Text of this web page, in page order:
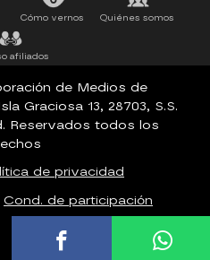
Cómo vernos Quiénes somos
afiliados
de Medios de
Graciosa 13, 28703, S.S.
Reservados todos los
de privacidad
Cond. de participación
Accesibilidad